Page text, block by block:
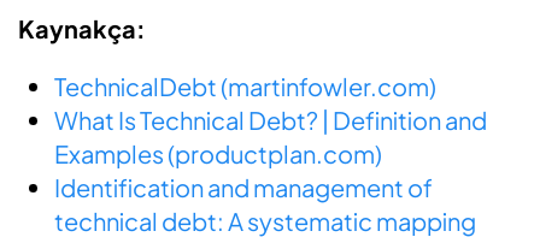
Kaynakça:
TechnicalDebt (martinfowler.com)
What Is Technical Debt? | Definition and
Examples (productplan.com)
Identification and management of
technical debt: A systematic mapping